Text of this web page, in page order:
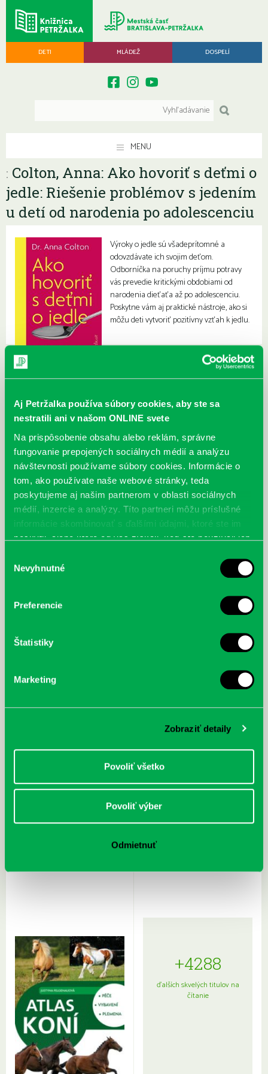
Aj Petržalka používa súbory cookies, aby ste sa
nestratili ani v našom ONLINE svete
Na prispôsobenie obsahu alebo reklám, správne
fungovanie prepojených sociálnych médií a analýzu
návštevnosti používame súbory cookies. Informácie o
tom, ako používate naše webové stránky, teda
poskytujeme aj našim partnerom v oblasti sociálnych
médií, inzercie a analýzy. Títo partneri môžu príslušné
informácie skombinovať s ďalšími údajmi, ktoré ste im
poskytli, alebo ktoré od vás získali, keď ste používali ich
súhlasu
Nevyhnutné
Preferencie
Štatistiky
Marketing
Zobraziť detaily
Povoliť všetko
Povoliť výber
Odmietnuť
DETI MLÁDEŽ DOSPELÍ
MENU
: Colton, Anna: Ako hovoriť s deťmi o
jedle: Riešenie problémov s jedením
u detí od narodenia po adolescenciu
Výroky o jedle sú všadeprítomné a
odovzdávate ich svojim deťom.
Odborníčka na poruchy príjmu potravy
vás prevedie kritickými obdobiami od
narodenia dieťaťa až po adolescenciu.
Poskytne vám aj praktické nástroje, ako si
môžu deti vytvoriť pozitívny vzťah k jedlu.
Prvá biografia najväčšieho
cyklistu modernej doby:
Rudź, Przemyslaw: Atlas hviezd:
Hardy, Paula: Japonsko na tanieri:
+4288
ďalších skvelých titulov na
čítanie